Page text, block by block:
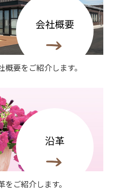
会社概要
要をご紹介します。
沿革
ご紹介します。